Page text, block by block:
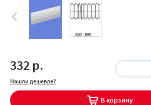
332 р.
Нашли дешевле?
В корзину